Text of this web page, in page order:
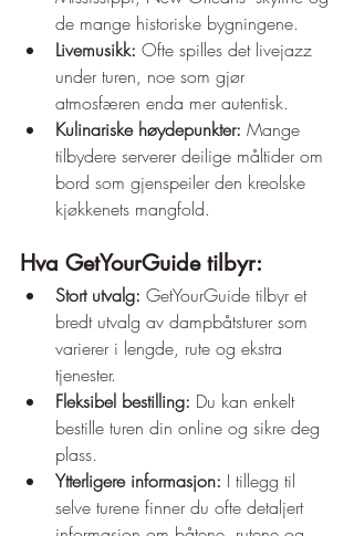
de mange historiske bygningene.
Livemusikk: Ofte spilles det livejazz
under turen, noe som gjør
atmosfæren enda mer autentisk.
Kulinariske høydepunkter: Mange
tilbydere serverer deilige måltider om
bord som gjenspeiler den kreolske
kjøkkenets mangfold.
Hva GetYourGuide tilbyr:
Stort utvalg: GetYourGuide tilbyr et
bredt utvalg av dampbåtsturer som
varierer i lengde, rute og ekstra
tjenester.
Fleksibel bestilling: Du kan enkelt
bestille turen din online og sikre deg
plass.
Ytterligere informasjon: I tillegg til
selve turene finner du ofte detaljert